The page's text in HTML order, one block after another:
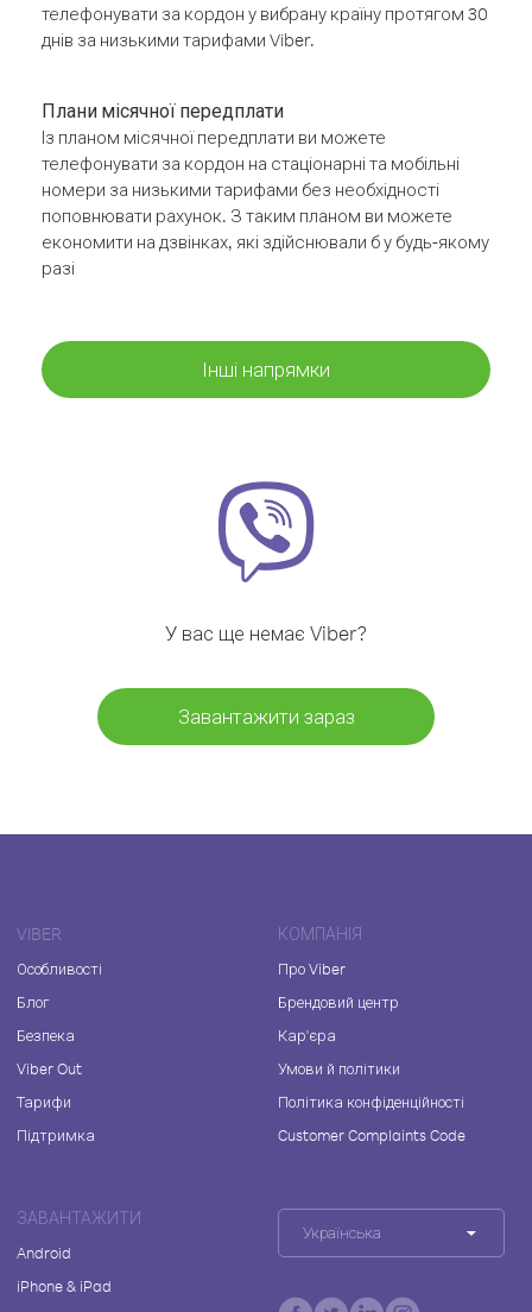
телефонувати за кордон у вибрану країну протягом 30
днів за низькими тарифами Viber.
Плани місячної передплати
Із планом місячної передплати ви можете
телефонувати за кордон на стаціонарні та мобільні
номери за низькими тарифами без необхідності
поповнювати рахунок. З таким планом ви можете
економити на дзвінках, які здійснювали б у будь-якому
разі
Інші напрямки
У вас ще немає Viber?
Завантажити зараз
VIBER
Особливості
Блог
Безпека
Viber Out
Тарифи
Підтримка
КОМПАНІЯ
Про Viber
Брендовий центр
Кар'єра
Умови й політики
Політика конфіденційності
Customer Complaints Code
ЗАВАНТАЖИТИ
Android
iPhone & iPad
Українська